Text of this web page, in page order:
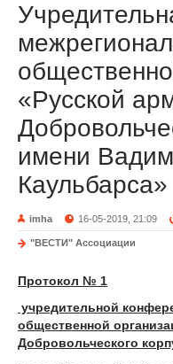
«Русской
имени
Каульбарса»
imha 16-05-2019, 21:09
"ВЕСТИ" Ассоциации
Протокол № 1
учредительной
общественной
Добровольческого